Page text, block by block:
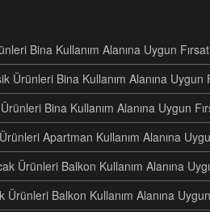
Bina Kullanım Alanına Uygun Fırsat
Ürünleri Bina Kullanım Alanına Uygun
Bina Kullanım Alanına Uygun
Apartman Kullanım Alanına
Ürünleri Balkon Kullanım Alanına
Balkon Kullanım Alanına